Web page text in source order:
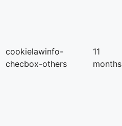
cookielawinfo-
checbox-others
11
months